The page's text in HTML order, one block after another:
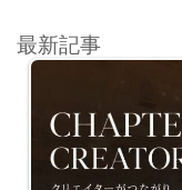
最新記事